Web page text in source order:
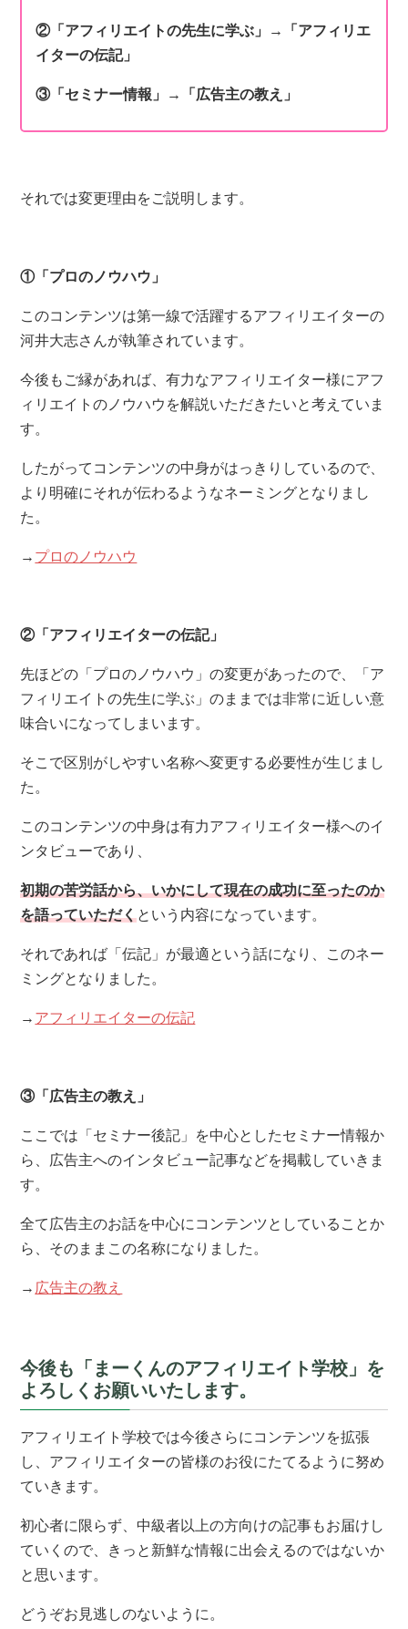
②「アフィリエイトの先生に学ぶ」
→「アフィリエ
イターの伝記」
③「セミナー情報」 →「広告主の教え」
それでは変更理由をご説明します。
①「プロのノウハウ」
このコンテンツは第一線で活躍するアフィリエイターの
河井大志さんが執筆されています。
今後もご縁があれば、有力なアフィリエイター様にアフ
ィリエイトのノウハウを解説いただきたいと考えていま
す。
したがってコンテンツの中身がはっきりしているので、
より明確にそれが伝わるようなネーミングとなりまし
た。
→ プロのノウハウ
②「アフィリエイターの伝記」
先ほどの「プロのノウハウ」の変更があったので、「ア
フィリエイトの先生に学ぶ」のままでは非常に近しい意
味合いになってしまいます。
そこで区別がしやすい名称へ変更する必要性が生じまし
た。
このコンテンツの中身は有力アフィリエイター様へのイ
ンタビューであり、
初期の苦労話から、いかにして現在の成功に至ったのか
を語っていただくという内容になっています。
それであれば「伝記」が最適という話になり、このネー
ミングとなりました。
→ アフィリエイターの伝記
③「広告主の教え」
ここでは「セミナー後記」を中心としたセミナー情報か
ら、広告主へのインタビュー記事などを掲載していきま
す。
全て広告主のお話を中心にコンテンツとしていることか
ら、そのままこの名称になりました。
→ 広告主の教え
今後も「まーくんのアフィリエイト学校」を
よろしくお願いいたします。
アフィリエイト学校では今後さらにコンテンツを拡張
し、アフィリエイターの皆様のお役にたてるように努め
ていきます。
初心者に限らず、中級者以上の方向けの記事もお届けし
ていくので、きっと新鮮な情報に出会えるのではないか
と思います。
どうぞお見逃しのないように。